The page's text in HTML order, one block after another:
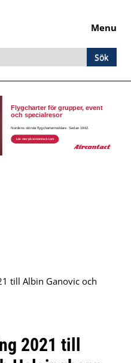
Menu
till Albin Ganovic och
2021 till